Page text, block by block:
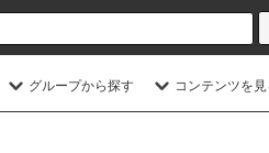
グループから探す コンテンツを見